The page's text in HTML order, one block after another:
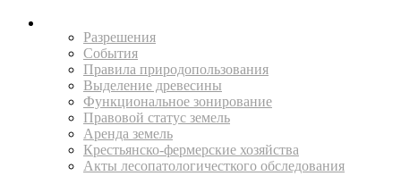
Разрешения
События
Правила природопользования
Выделение древесины
Функциональное зонирование
Правовой статус земель
Аренда земель
Крестьянско-фермерские хозяйства
Акты лесопатологичесткого обследования